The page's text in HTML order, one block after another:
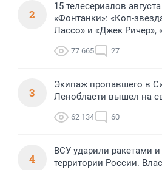
2
15 телесериалов
«Фонтанки»: «Коп-
Лассо» и «Джек Ричер»,
77 665 27
3
Экипаж пропавшего в
Ленобласти вышел на
62 134 60
4
ВСУ ударили ракетами
территории России.